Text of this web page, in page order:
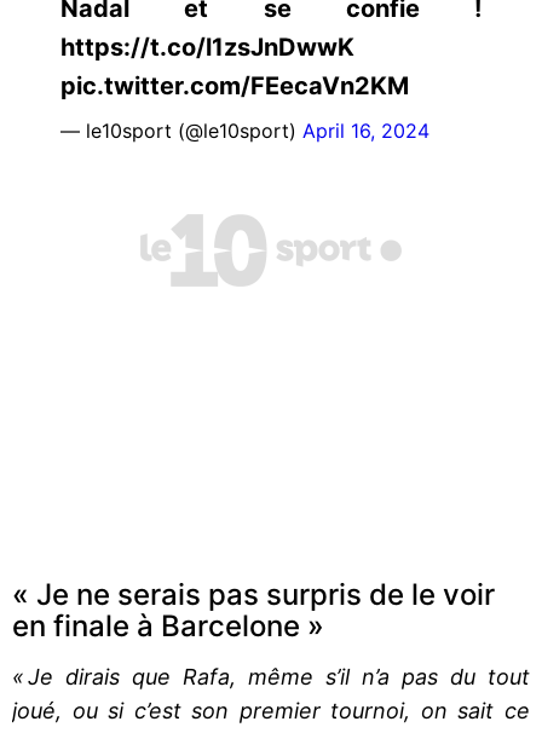
Nadal et se confie !
https://t.co/l1zsJnDwwK
pic.twitter.com/FEecaVn2KM
— le10sport (@le10sport) April 16, 2024
« Je ne serais pas surpris de le voir
en finale à Barcelone »
« Je dirais que Rafa, même s’il n’a pas du tout
joué, ou si c’est son premier tournoi, on sait ce